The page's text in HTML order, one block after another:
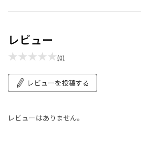
レビュー
★★★★★(0)
レビューを投稿する
レビューはありません。